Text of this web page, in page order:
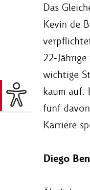
Das
Kevin de
22-
wichtige
kaum auf.
fünf
Karriere
Diego